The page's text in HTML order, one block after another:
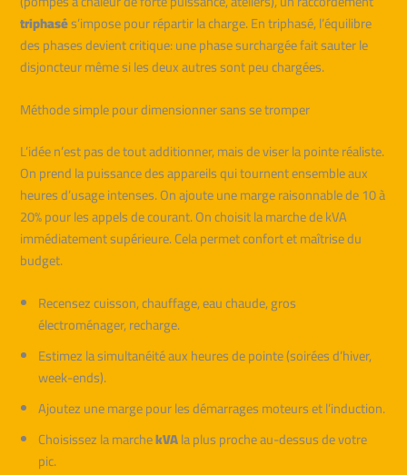
triphasés’impose pour répartir la charge. En triphasé, l’équilibre
des phases devient critique: une phase surchargée fait sauter le
disjoncteur même si les deux autres sont peu chargées.
Méthode simple pour dimensionner sans se tromper
L’idée n’est pas de tout additionner, mais de viser la pointe réaliste.
On prend la puissance des appareils qui tournent ensemble aux
heures d’usage intenses. On ajoute une marge raisonnable de 10 à
20% pour les appels de courant. On choisit la marche de kVA
immédiatement supérieure. Cela permet confort et maîtrise du
budget.
Recensez cuisson, chauffage, eau chaude, gros
électroménager, recharge.
Estimez la simultanéité aux heures de pointe (soirées d’hiver,
week-ends).
Ajoutez une marge pour les démarrages moteurs et l’induction.
Choisissez la marchekVAla plus proche au-dessus de votre
pic.